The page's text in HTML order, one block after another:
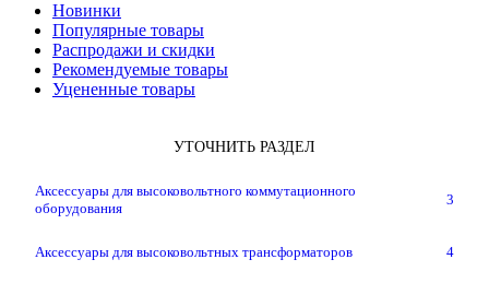
Новинки
Популярные товары
Распродажи и скидки
Рекомендуемые товары
Уцененные товары
УТОЧНИТЬ РАЗДЕЛ
Аксессуары для высоковольтного коммутационного
оборудования
3
Аксессуары для высоковольтных трансформаторов 4